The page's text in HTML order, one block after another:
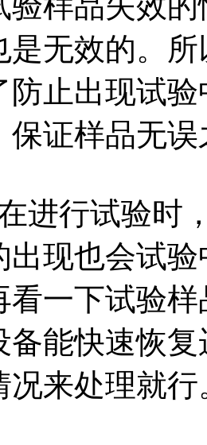
是无效的。
防止出现试
保证样品无
进行试验时
出现也会试
看一下试验
备能快速恢
况来处理就行